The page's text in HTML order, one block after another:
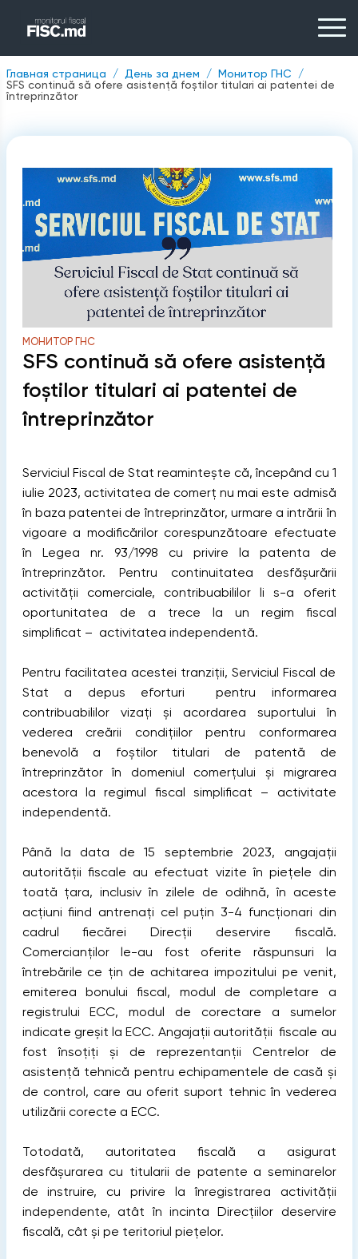
Главная страница День за днем
Монитор ГНС
SFS continuă să ofere asistență foștilor titulari ai patentei de
întreprinzător
МОНИТОР ГНС
SFS continuă să ofere asistență
foștilor titulari ai patentei de
întreprinzător
Serviciul Fiscal de Stat reamintește că, începând cu 1
iulie 2023, activitatea de comerț nu mai este admisă
în baza patentei de întreprinzător, urmare a intrării în
vigoare a modificărilor corespunzătoare efectuate
în Legea nr. 93/1998 cu privire la patenta de
întreprinzător. Pentru continuitatea desfășurării
activității comerciale, contribuabililor li s-a oferit
oportunitatea de a trece la un regim fiscal
simplificat – activitatea independentă.
Pentru facilitatea acestei tranziții, Serviciul Fiscal de
Stat a depus eforturi pentru informarea
contribuabililor vizați și acordarea suportului în
vederea creării condițiilor pentru conformarea
benevolă a foștilor titulari de patentă de
întreprinzător în domeniul comerțului și migrarea
acestora la regimul fiscal simplificat – activitate
independentă.
Până la data de 15 septembrie 2023, angajații
autorității fiscale au efectuat vizite în piețele din
toată țara, inclusiv în zilele de odihnă, în aceste
acțiuni fiind antrenați cel puțin 3-4 funcționari din
cadrul fiecărei Direcții deservire fiscală.
Comercianților le-au fost oferite răspunsuri la
întrebările ce țin de achitarea impozitului pe venit,
emiterea bonului fiscal, modul de completare a
registrului ECC, modul de corectare a sumelor
indicate greșit la ECC. Angajații autorității fiscale au
fost însoțiți și de reprezentanții Centrelor de
asistență tehnică pentru echipamentele de casă și
de control, care au oferit suport tehnic în vederea
utilizării corecte a ECC.
Totodată, autoritatea fiscală a asigurat
desfășurarea cu titularii de patente a seminarelor
de instruire, cu privire la înregistrarea activității
independente, atât în incinta Direcțiilor deservire
fiscală, cât și pe teritoriul piețelor.